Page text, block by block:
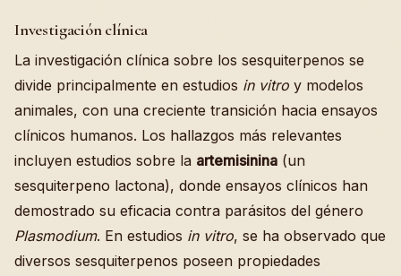
Investigación clínica
La investigación clínica sobre los sesquiterpenos se
divide principalmente en estudios in vitro y modelos
animales, con una creciente transición hacia ensayos
clínicos humanos. Los hallazgos más relevantes
incluyen estudios sobre la artemisinina (un
sesquiterpeno lactona), donde ensayos clínicos han
demostrado su eficacia contra parásitos del género
Plasmodium. En estudios in vitro, se ha observado que
diversos sesquiterpenos poseen propiedades